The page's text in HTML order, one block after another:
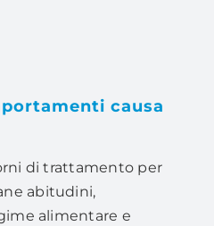
causa
di trattamento per
abitudini,
alimentare e